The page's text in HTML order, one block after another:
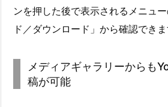
ンを押した後で表示されるメニュ
ド／ダウンロード」から確認できま
メディアギャラリーからも
稿が可能